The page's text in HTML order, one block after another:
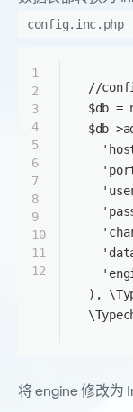
config.inc.php
1
2
3
4
5
6
7
8
9
10
11
12
//
$db =
$db->
),
将 engine 修改为